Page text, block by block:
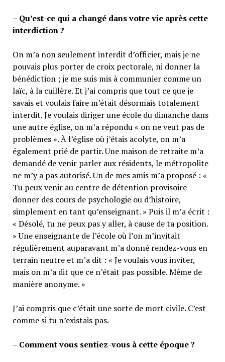
– Qu’est-ce qui a changé dans votre vie après cette
interdiction ?
On m’a non seulement interdit d’officier, mais je ne
pouvais plus porter de croix pectorale, ni donner la
bénédiction ; je me suis mis à communier comme un
laïc, à la cuillère. Et j’ai compris que tout ce que je
savais et voulais faire m’était désormais totalement
interdit. Je voulais diriger une école du dimanche dans
une autre église, on m’a répondu « on ne veut pas de
problèmes ». À l’église où j’étais acolyte, on m’a
également prié de partir. Une maison de retraite m’a
demandé de venir parler aux résidents, le métropolite
ne m’y a pas autorisé. Un de mes amis m’a proposé : «
Tu peux venir au centre de détention provisoire
donner des cours de psychologie ou d’histoire,
simplement en tant qu’enseignant. » Puis il m’a écrit :
« Désolé, tu ne peux pas y aller, à cause de ta position.
» Une enseignante de l’école où l’on m’invitait
régulièrement auparavant m’a donné rendez-vous en
terrain neutre et m’a dit : « Je voulais vous inviter,
mais on m’a dit que ce n’était pas possible. Même de
manière anonyme. »
J’ai compris que c’était une sorte de mort civile. C’est
comme si tu n’existais pas.
– Comment vous sentiez-vous à cette époque ?